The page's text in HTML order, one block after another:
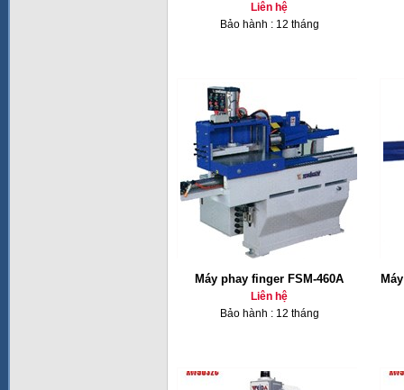
Liên hệ
Bảo hành : 12 tháng
Máy phay finger FSM-460A
Liên hệ
Bảo hành : 12 tháng